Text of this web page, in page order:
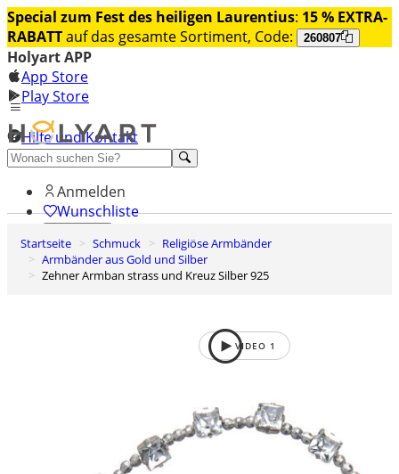
Special zum Fest des heiligen Laurentius: 15 % EXTRA-
RABATTauf das gesamte Sortiment, Code: 260807
Holyart APP
App Store
Play Store
Hilfe und Kontakt
Entdecken Sie Premium
Anmelden
Wunschliste
0
Warenkorb
Startseite Schmuck
Religiöse Armbänder
Armbänder aus Gold und Silber
Zehner Armban strass und Kreuz Silber 925
VIDEO 1